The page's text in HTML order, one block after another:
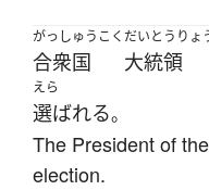
がっしゅうこく
合衆国
だいとうりょ
大統領
えら
選ばれる。
The President of
election.